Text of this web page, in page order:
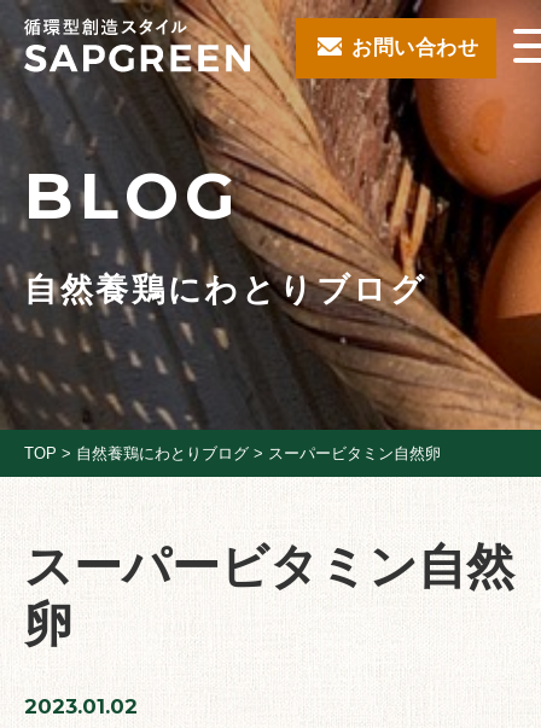
お問い合わせ
BLOG
自然養鶏にわとりブログ
TOP > 自然養鶏にわとりブログ > スーパービタミン自然卵
スーパービタミン自然
卵
2023.01.02